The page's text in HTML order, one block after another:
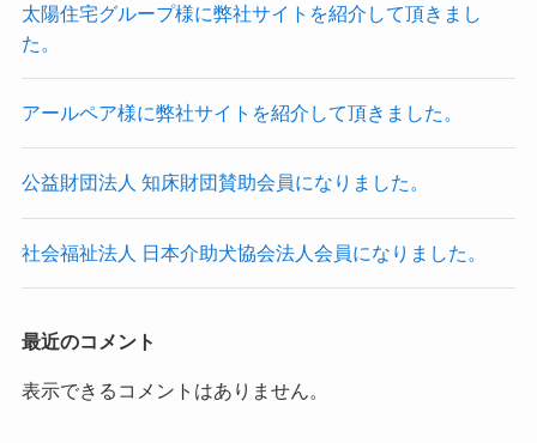
太陽住宅グループ様に弊社サイトを紹介して頂きまし
た。
アールペア様に弊社サイトを紹介して頂きました。
公益財団法人 知床財団賛助会員になりました。
社会福祉法人 日本介助犬協会法人会員になりました。
最近のコメント
表示できるコメントはありません。